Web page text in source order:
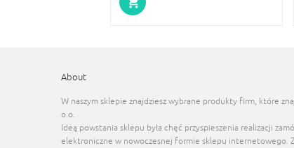
About
W naszym sklepie znajdziesz wybrane produkty firm, które
o.o.
Ideą powstania sklepu była chęć przyspieszenia realizacji
elektroniczne w nowoczesnej formie sklepu internetowego.